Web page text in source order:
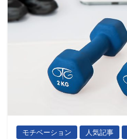
モチベーション 人気記事